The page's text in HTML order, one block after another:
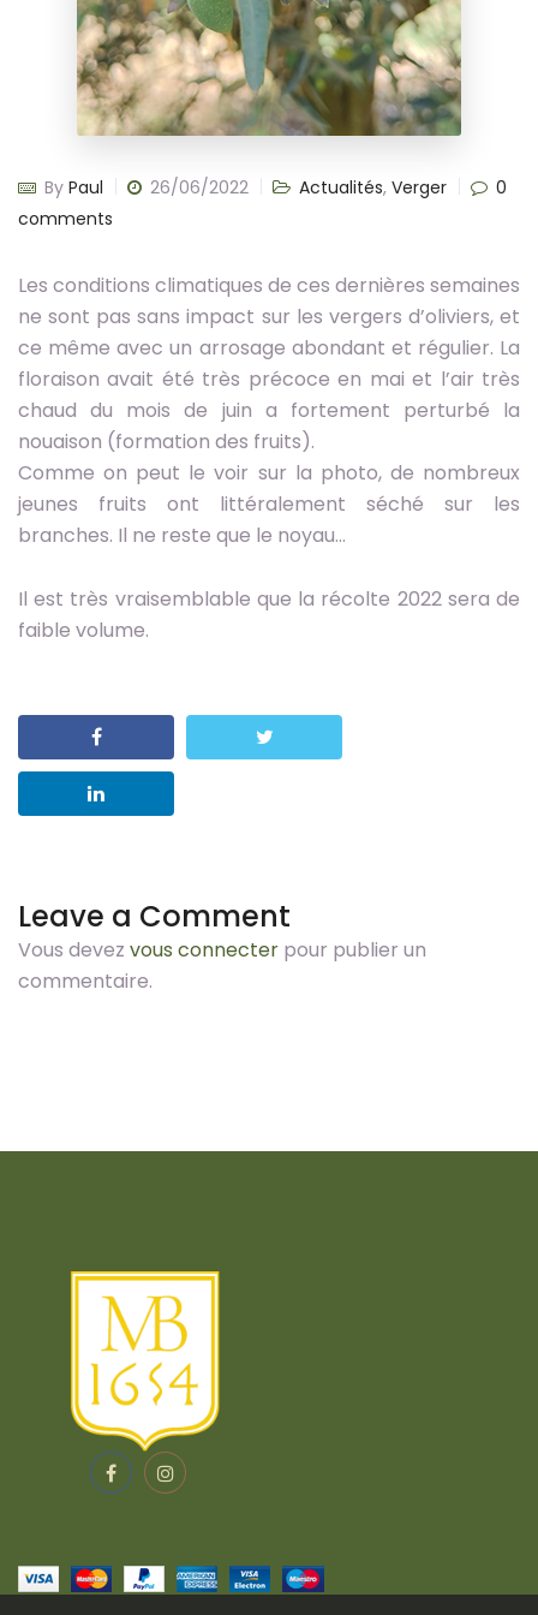
By Paul 26/06/2022 Actualités, Verger
0
comments
Les conditions climatiques de ces dernières semaines
ne sont pas sans impact sur les vergers d’oliviers, et
ce même avec un arrosage abondant et régulier. La
floraison avait été très précoce en mai et l’air très
chaud du mois de juin a fortement perturbé la
nouaison (formation des fruits).
Comme on peut le voir sur la photo, de nombreux
jeunes fruits ont littéralement séché sur les
branches. Il ne reste que le noyau…
Il est très vraisemblable que la récolte 2022 sera de
faible volume.
Leave a Comment
Vous devez vous connecter pour publier un
commentaire.